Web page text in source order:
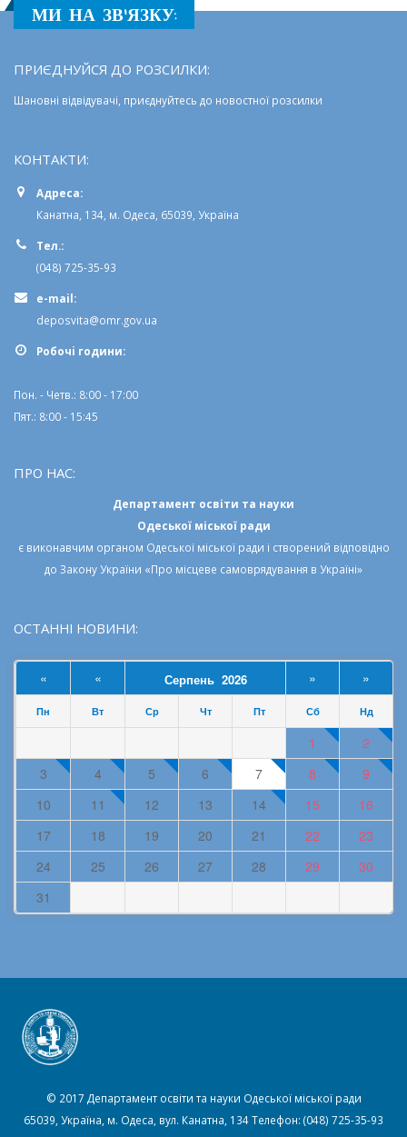
МИ НА ЗВ'ЯЗКУ:
ПРИЄДНУЙСЯ ДО РОЗСИЛКИ:
Шановні відвідувачі, приєднуйтесь до новостної розсилки
КОНТАКТИ:
Адреса:
Канатна, 134, м. Одеса, 65039, Україна
Тел.:
(048) 725-35-93
e-mail:
deposvita@omr.gov.ua
Робочi години:
Пон. - Четв.: 8:00 - 17:00
Пят.: 8:00 - 15:45
ПРО НАС:
Департамент освіти та науки
Одеської міської ради
є виконавчим органом Одеської міської ради і створений відповідно
до Закону України «Про місцеве самоврядування в Україні»
ОСТАННІ НОВИНИ:
« « Серпень 2026 » »
Пн Вт Ср Чт Пт Сб Нд
1
2
3
4 5 6 7 8
9
10
11 12 13 14 15
16
17
18 19 20 21 22
23
24
25 26 27 28 29
30
31
© 2017 Департамент освіти та науки Одеської міської ради
65039, Україна, м. Одеса, вул. Канатна, 134 Телефон: (048) 725-35-93